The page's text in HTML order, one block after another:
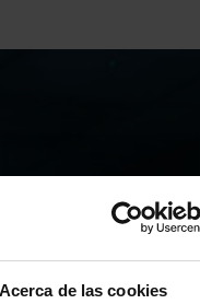
de las cookies